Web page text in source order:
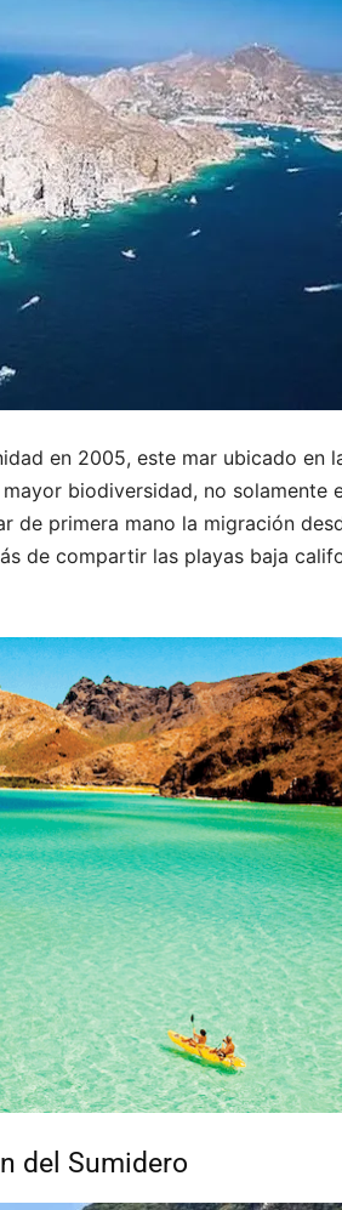
en 2005, este mar ubicado en
biodiversidad, no solamente
de primera mano la migración
de compartir las playas baja
del Sumidero